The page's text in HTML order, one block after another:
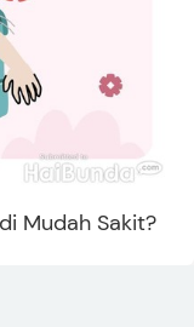
Mudah Sakit?